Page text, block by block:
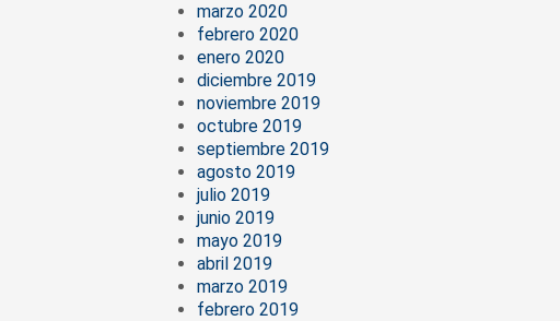
marzo 2020
febrero 2020
enero 2020
diciembre 2019
noviembre 2019
octubre 2019
septiembre 2019
agosto 2019
julio 2019
junio 2019
mayo 2019
abril 2019
marzo 2019
febrero 2019